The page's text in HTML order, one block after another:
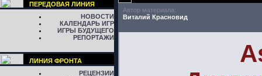
ПЕРЕДОВАЯ ЛИНИЯ
НОВОСТИ
КАЛЕНДАРЬ ИГР
ИГРЫ БУДУЩЕГО
РЕПОРТАЖИ
ЛИНИЯ ФРОНТА
РЕЦЕНЗИИ
Автор материала:
Виталий Красновид